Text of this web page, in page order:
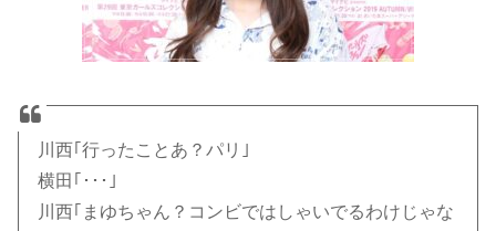
川西｢行ったことあ？パリ｣
横田｢･･･｣
川西｢まゆちゃん？コンビではしゃいでるわけじゃな